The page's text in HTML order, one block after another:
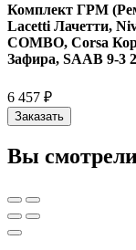
Комплект ГРМ
Lacetti Лачетти,
COMBO, Corsa
Зафира, SAAB 9-3
6 457 ₽
Заказать
Вы